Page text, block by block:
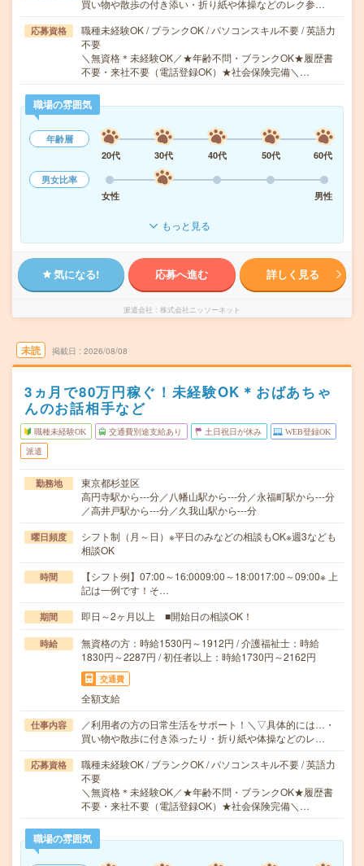
買い物や散歩の付き添い・折り紙や体操などのレク参…
応募資格
職種未経験OK / ブランクOK / パソコンスキル不要 / 英語力
不要
＼無資格＊未経験OK／★年齢不問・ブランクOK★履歴書
不要・来社不要（電話登録OK）★社会保険完備＼…
職場の雰囲気
年齢層
20代
30代 40代 50代
60代
男女比率
女性
男性
もっと見る
気になる! 応募へ進む 詳しく見る
派遣会社 株式会社ニッソーネット
未読 掲載日 2026/08/08
3ヵ月で80万円稼ぐ！未経験OK＊おばあちゃ
んのお話相手など
職種未経験OK 交通費別途支給あり 土日祝日が休み WEB登録OK
派遣
勤務地
東京都杉並区
高円寺駅から---分／八幡山駅から---分／永福町駅から---分
／高井戸駅から---分／久我山駅から---分
曜日頻度
シフト制（月～日）※平日のみなどの相談もOK※週3なども
相談OK
時間
【シフト例】07:00～16:0009:00～18:0017:00～09:00※ 上
記は一例です！そ…
期間 即日～2ヶ月以上 ■開始日の相談OK！
時給
無資格の方：時給1530円～1912円 / 介護福祉士：時給
1830円～2287円 / 初任者以上：時給1730円～2162円
交通費
全額支給
仕事内容
／利用者の方の日常生活をサポート！＼▽具体的には…・
買い物や散歩に付き添ったり・折り紙や体操などのレ…
応募資格
職種未経験OK / ブランクOK / パソコンスキル不要 / 英語力
不要
＼無資格＊未経験OK／★年齢不問・ブランクOK★履歴書
不要・来社不要（電話登録OK）★社会保険完備＼…
職場の雰囲気